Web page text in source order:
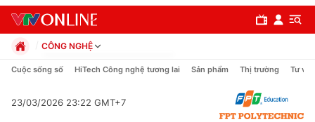
CÔNG NGHỆ
Chính trị
Pháp luật
Cuộc sống số HiTech Công nghệ tương lai Sản phẩm Thị trường Tư vấn
23/03/2026 23:22 GMT+7